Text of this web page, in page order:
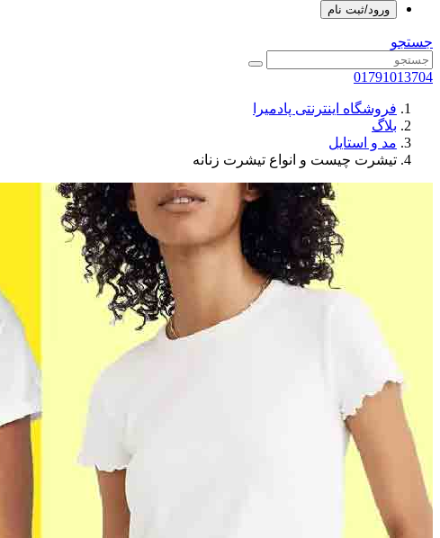
ورود/ثبت نام
جستجو
01791013704
فروشگاه اینترنتی پادمیرا
بلاگ
مد و استایل
تیشرت چیست و انواع تیشرت زنانه